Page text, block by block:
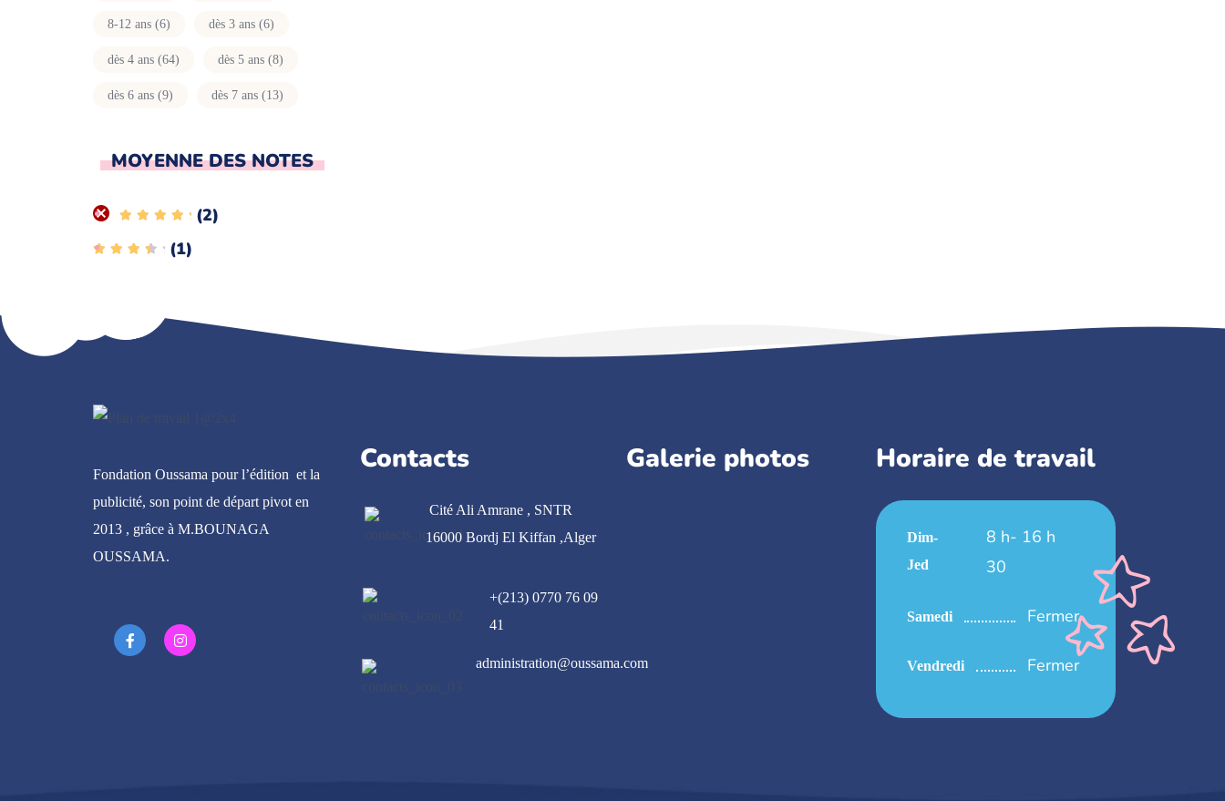
8-12 ans (6) dès 3 ans (6)
dès 4 ans (64) dès 5 ans (8)
dès 6 ans (9) dès 7 ans (13)
MOYENNE DES NOTES
out of
5
(2)
(1)
Fondation Oussama pour l’édition et la
publicité, son point de départ pivot en
2013 , grâce à M.BOUNAGA
OUSSAMA.
Contacts
Cité Ali Amrane , SNTR
16000 Bordj El Kiffan ,Alger
+(213) 0770 76 09
41
administration@oussama.com
Galerie photos Horaire de travail
Dim-
Jed
8 h- 16 h
30
Samedi Fermer
Vendredi Fermer